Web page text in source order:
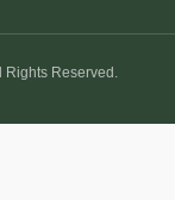
Reserved.